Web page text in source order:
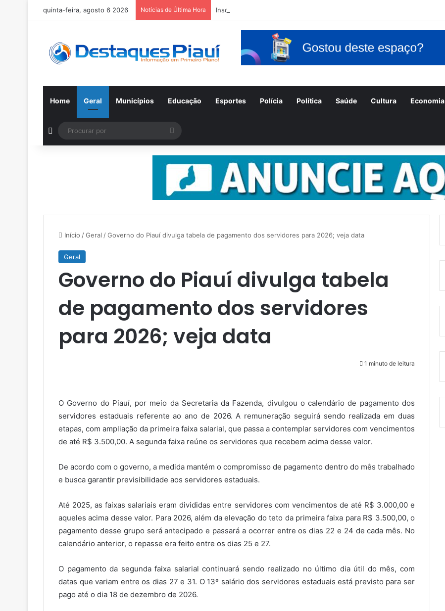
quinta-feira, agosto 6 2026 Notícias de Última Hora Inscrições para o concurso Unificado do Piauí encerram amanhã
Home Geral Municípios Educação Esportes Polícia Política Saúde Cultura Economia
Switch skin
Procurar
por
Início /Geral /Governo do Piauí divulga tabela de pagamento dos servidores para 2026; veja data
Geral
Governo do Piauí divulga tabela
de pagamento dos servidores
para 2026; veja data
1 minuto de leitura
O Governo do Piauí, por meio da Secretaria da Fazenda, divulgou o calendário de pagamento dos
servidores estaduais referente ao ano de 2026. A remuneração seguirá sendo realizada em duas
etapas, com ampliação da primeira faixa salarial, que passa a contemplar servidores com vencimentos
de até R$ 3.500,00. A segunda faixa reúne os servidores que recebem acima desse valor.
De acordo com o governo, a medida mantém o compromisso de pagamento dentro do mês trabalhado
e busca garantir previsibilidade aos servidores estaduais.
Até 2025, as faixas salariais eram divididas entre servidores com vencimentos de até R$ 3.000,00 e
aqueles acima desse valor. Para 2026, além da elevação do teto da primeira faixa para R$ 3.500,00, o
pagamento desse grupo será antecipado e passará a ocorrer entre os dias 22 e 24 de cada mês. No
calendário anterior, o repasse era feito entre os dias 25 e 27.
O pagamento da segunda faixa salarial continuará sendo realizado no último dia útil do mês, com
datas que variam entre os dias 27 e 31. O 13º salário dos servidores estaduais está previsto para ser
pago até o dia 18 de dezembro de 2026.